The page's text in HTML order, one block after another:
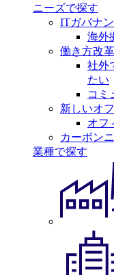
ニーズで探す
ITガバナ
海外
働き方改
社外
たい
コミ
新しいオ
オフ
カーボン
業種で探す